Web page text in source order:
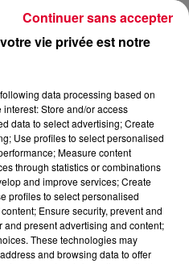
LIVE DJ MIX
compte-tenu du refus du
avez exprimé. Si vous
nous donner votre accord
bouton ci-dessous.
vie privée est notre
data processing based on
Store and/or access
data to select advertising; Create
Use profiles to select personalised
Measure content
through statistics or combinations
and improve services; Create
profiles to select personalised
Ensure security, prevent and
present advertising and content;
These technologies may
and browsing data to offer
Continuer sans accepter